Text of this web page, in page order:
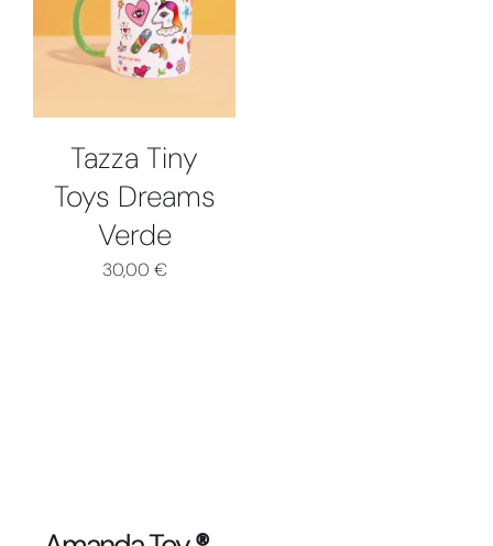
DETTAGLI
Tazza Tiny
Toys Dreams
Verde
30,00 €